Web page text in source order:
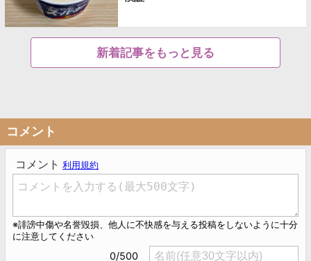
新着記事をもっと見る
コメント